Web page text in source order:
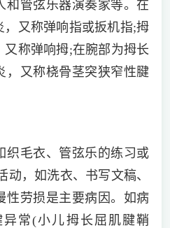
和管弦乐器演奏家等。在
，又称弹响指或扳机指;拇
称弹响拇;在腕部为拇长
，又称桡骨茎突狭窄性腱
织毛衣、管弦乐的练习或
动，如洗衣、书写文稿、
性劳损是主要病因。如病
常(小儿拇长屈肌腱鞘